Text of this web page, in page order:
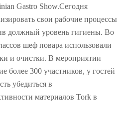
Gastro Show.Сегодня
свои рабочие процессы
должный уровень гигиены. Во
шеф повара использовали
и очистки. В мероприятии
более 300 участников, у гостей
убедиться в
материалов Tork в